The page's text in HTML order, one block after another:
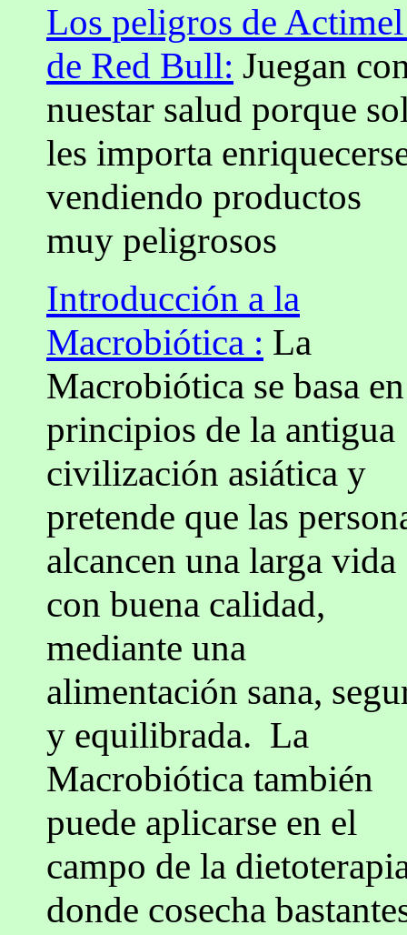
Los peligros de
de Red Bull: Juegan
nuestar salud porque
les importa
vendiendo productos
muy peligrosos
Introducción a la
Macrobiótica : La
Macrobiótica se basa en
principios de la antigua
civilización asiática y
pretende que las
alcancen una larga vida
con buena calidad,
mediante una
alimentación sana,
y equilibrada. La
Macrobiótica también
puede aplicarse en el
campo de la
donde cosecha